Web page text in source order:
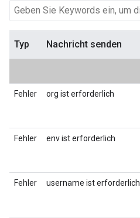
Typ Nachricht senden
Fehler org ist erforderlich
Fehler env ist erforderlich
Fehler username ist erforderlich